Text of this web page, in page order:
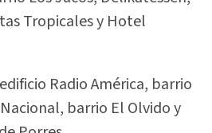
Tropicales y Hotel
Radio América, barrio
barrio El Olvido y